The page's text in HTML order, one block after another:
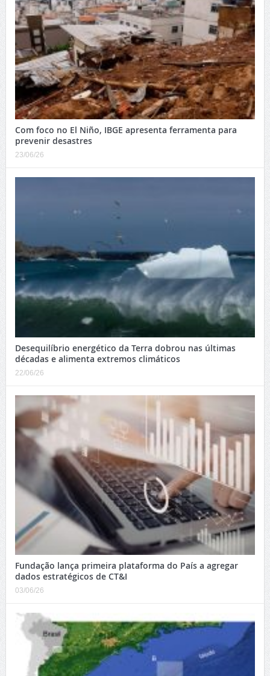
Com foco no El Niño, IBGE apresenta ferramenta para
prevenir desastres
23/06/26
Desequilíbrio energético da Terra dobrou nas últimas
décadas e alimenta extremos climáticos
22/06/26
Fundação lança primeira plataforma do País a agregar
dados estratégicos de CT&I
03/06/26